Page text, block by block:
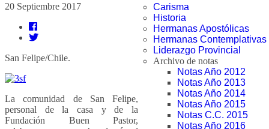
Carisma
Historia
Hermanas Apostólicas
Hermanas Contemplativas
Liderazgo Provincial
Archivo de notas
Notas Año 2012
Notas Año 2013
Notas Año 2014
Notas Año 2015
Notas C.C. 2015
Notas Año 2016
20 Septiembre 2017
San Felipe/Chile.
La comunidad de San Felipe,
personal de la casa y de la
Fundación Buen Pastor,